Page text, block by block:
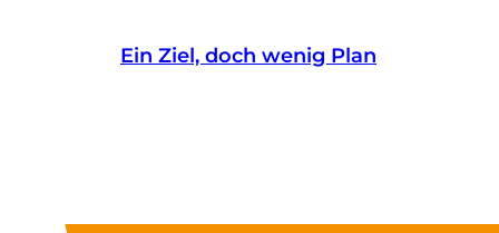
Ein Ziel, doch wenig Plan